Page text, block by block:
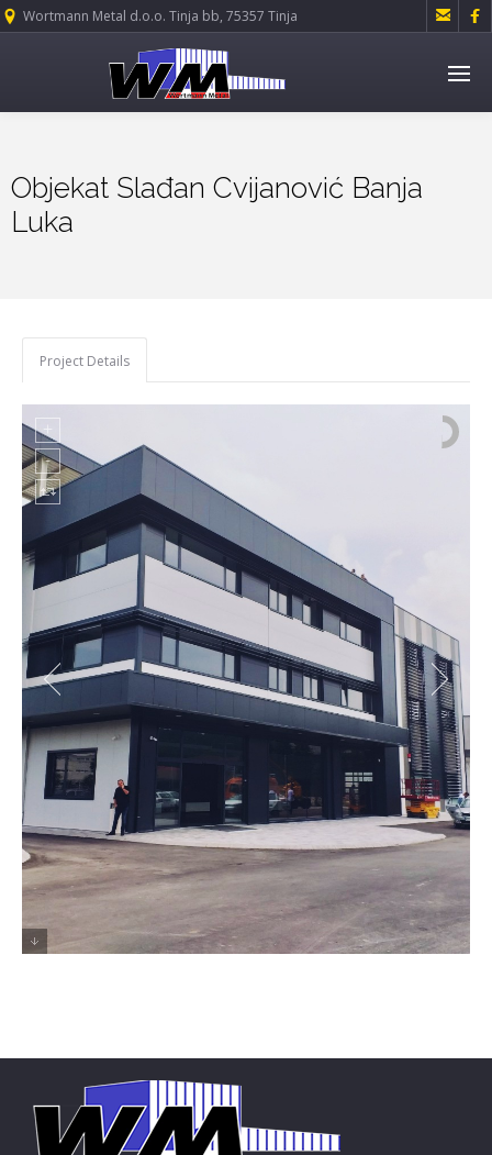
Wortmann Metal d.o.o. Tinja bb, 75357 Tinja  
Objekat Slađan Cvijanović Banja
Luka
Project Details